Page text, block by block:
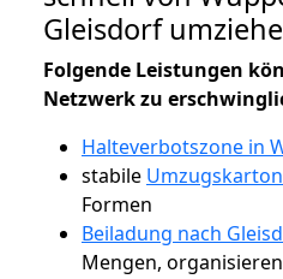
Gleisdorf
Folgende Leistungen
Netzwerk zu
Halteverbotszone in
stabile
Formen
Beiladung nach
Mengen,